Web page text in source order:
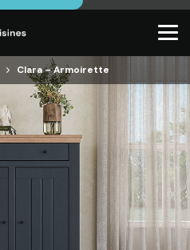
Clara – Armoirette